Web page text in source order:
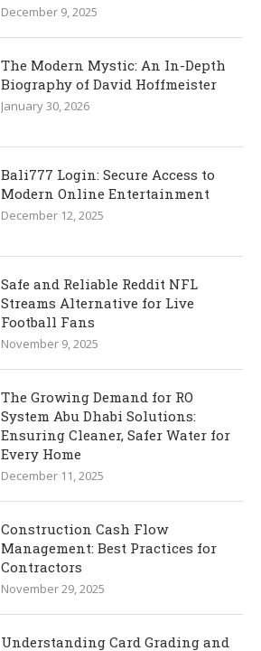
December 9, 2025
The Modern Mystic: An In-Depth
Biography of David Hoffmeister
January 30, 2026
Bali777 Login: Secure Access to
Modern Online Entertainment
December 12, 2025
Safe and Reliable Reddit NFL
Streams Alternative for Live
Football Fans
November 9, 2025
The Growing Demand for RO
System Abu Dhabi Solutions:
Ensuring Cleaner, Safer Water for
Every Home
December 11, 2025
Construction Cash Flow
Management: Best Practices for
Contractors
November 29, 2025
Understanding Card Grading and